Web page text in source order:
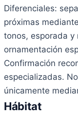
Diferenciales:
próximas
tonos, esporada y
ornamentación
Confirmación
especializadas.
únicamente
Hábitat